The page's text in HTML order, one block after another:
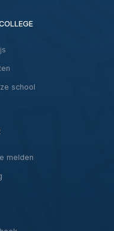
school
melden